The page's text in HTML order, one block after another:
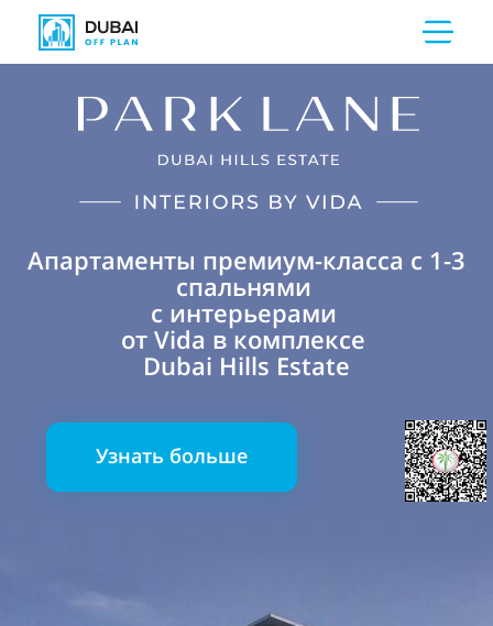
Апартаменты премиум-класса с 1-3
спальнями
с интерьерами
от Vida в комплексе
Dubai Hills Estate
Узнать больше